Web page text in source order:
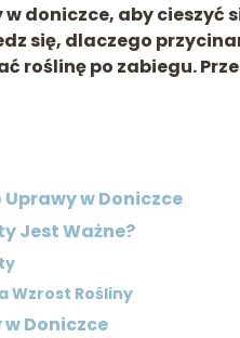
doniczce, aby cieszyć
się, dlaczego
roślinę po zabiegu.
w Doniczce
Jest Ważne?
Wzrost Rośliny
Doniczce